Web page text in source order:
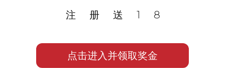
注册送18
点击进入并领取奖金